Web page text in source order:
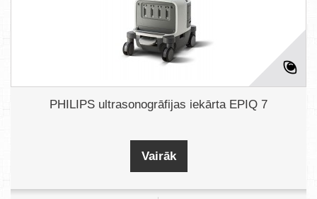
PHILIPS ultrasonogrāfijas iekārta EPIQ 7
Vairāk